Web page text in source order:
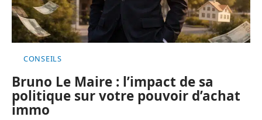
CONSEILS
Bruno Le Maire : l’impact de sa
politique sur votre pouvoir d’achat
immo